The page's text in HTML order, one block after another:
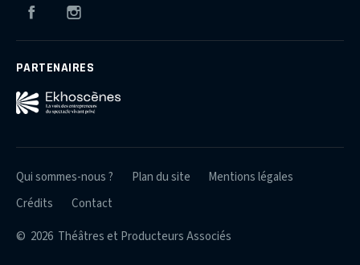
Facebook
PARTENAIRES
© 2026 Théâtres et Producteurs Associés
Qui sommes-nous ? Plan du site
Mentions légales
Crédits
Contact